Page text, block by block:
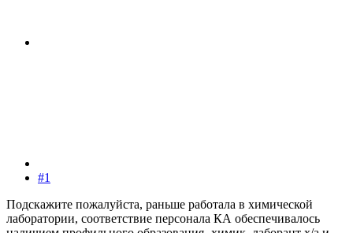
#1
Подскажите пожалуйста, раньше работала в химической
лаборатории, соответствие персонала КА обеспечивалось